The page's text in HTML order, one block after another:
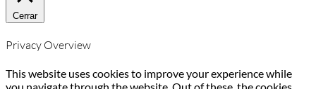
Cerrar
Privacy Overview
This website uses cookies to improve your experience while